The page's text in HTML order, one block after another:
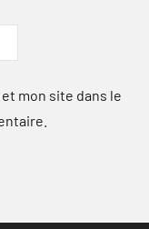
mon site dans le